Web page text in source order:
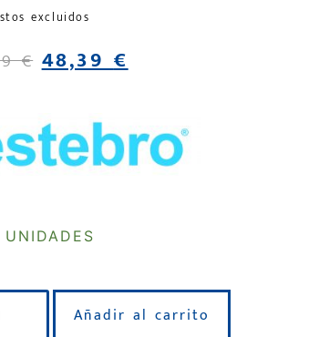
excluidos
€ 48,39€
Añadir al carrito